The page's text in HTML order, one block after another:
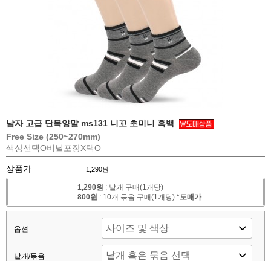
남자 고급 단목양말 ms131 니꼬 초미니 흑백
Free Size (250~270mm)
색상선택O비닐포장X택O
상품가 1,290원
1,290원 : 낱개 구매(1개당)
800원 : 10개 묶음 구매(1개당) *도매가
옵션
낱개/묶음